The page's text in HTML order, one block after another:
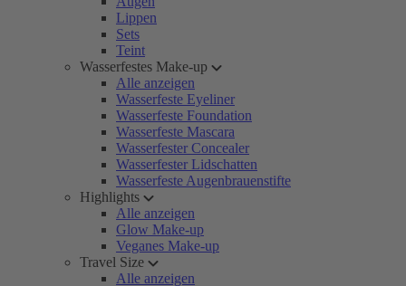
Lippen
Sets
Teint
Wasserfestes Make-up
Alle anzeigen
Wasserfeste Eyeliner
Wasserfeste Foundation
Wasserfeste Mascara
Wasserfester Concealer
Wasserfester Lidschatten
Wasserfeste Augenbrauenstifte
Highlights
Alle anzeigen
Glow Make-up
Veganes Make-up
Travel Size
Alle anzeigen